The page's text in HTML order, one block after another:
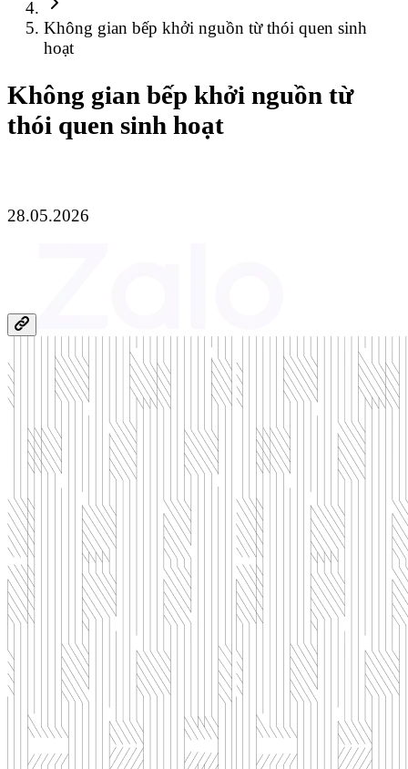
Không gian bếp khởi nguồn từ thói quen sinh
hoạt
Không gian bếp khởi nguồn từ
thói quen sinh hoạt
28.05.2026